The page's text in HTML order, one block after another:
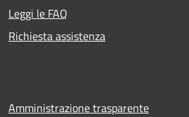
Leggi le FAQ
Richiesta assistenza
Amministrazione trasparente